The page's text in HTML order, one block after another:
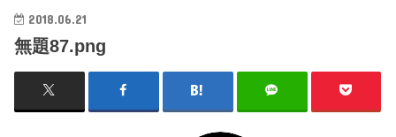
2018.06.21
無題87.png